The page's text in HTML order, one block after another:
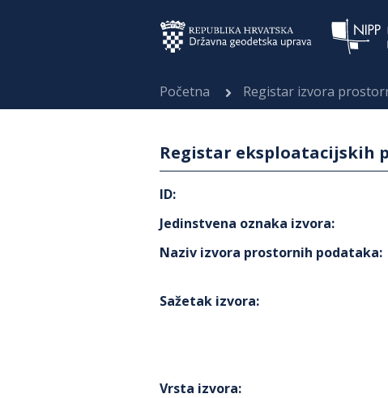
Početna Registar izvora
Registar eksploatacijskih
ID:
Jedinstvena oznaka izvora:
Naziv izvora prostornih podataka:
Sažetak izvora:
Vrsta izvora: